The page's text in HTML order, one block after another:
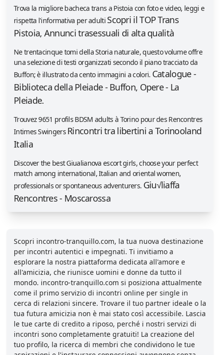
Trova la migliore bacheca trans a Pistoia con foto e video, leggi e
rispetta l'informativa per adulti Scopri il TOP Trans
Pistoia, Annunci trasessuali di alta qualità
Ne trentacinque tomi della Storia naturale, questo volume offre
una selezione di testi organizzati secondo il piano tracciato da
Buffon; è illustrato da cento immagini a colori. Catalogue -
Biblioteca della Pleiade - Buffon, Opere - La
Pleiade.
Trouvez 9651 profils BDSM adults à Torino pour des Rencontres
Intimes Swingers Rincontri tra libertini a Torinooland
Italia
Discover the best Giualianova escort girls, choose your perfect
match among international, Italian and oriental women,
professionals or spontaneous adventurers. Giu√liaffa
Rencontres - Moscarossa
Scopri incontro-tranquillo.com, la tua nuova destinazione
per incontri autentici e impegnati. Ti invitiamo a
esplorare la nostra piattaforma dedicata all'amore e
all'amicizia, che riunisce uomini e donne da tutto il
mondo. incontro-tranquillo.com si posiziona attualmente
come il primo servizio di incontri online per single in
cerca di relazioni sincere. Trovare il tuo partner ideale o la
tua futura amicizia non è mai stato così accessibile. Lascia
le tue carte di credito a riposo, perché i nostri servizi di
incontri sono completamente gratuiti! La creazione del
tuo profilo, la ricerca di membri che condividono le tue